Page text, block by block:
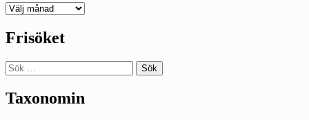
Deepedition
Frisöket
Sök
efter:
Taxonomin